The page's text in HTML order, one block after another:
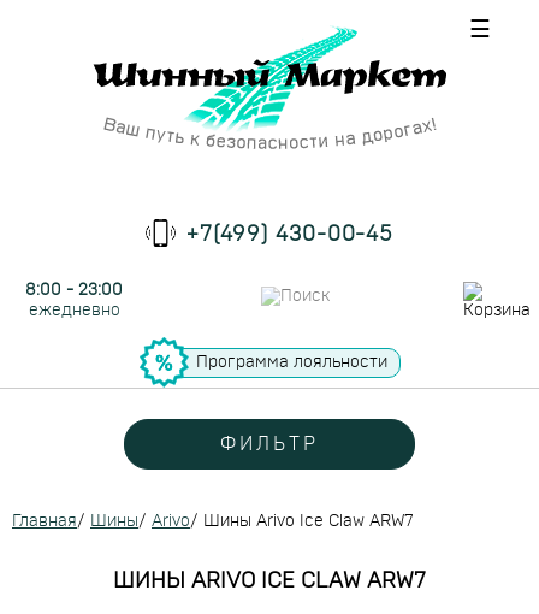
☰
+7(499) 430-00-45
8:00 - 23:00
ежедневно
Программа лояльности
ФИЛЬТР
Главная/ Шины/ Arivo/ Шины Arivo Ice Claw ARW7
ШИНЫ ARIVO ICE CLAW ARW7